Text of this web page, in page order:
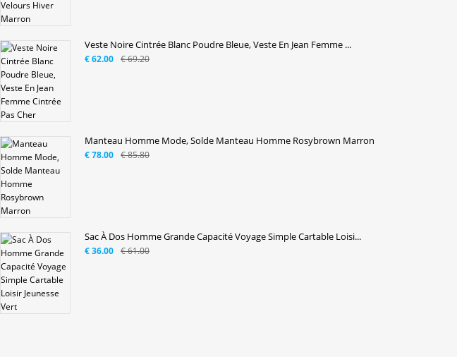
Veste Noire Cintrée Blanc Poudre Bleue, Veste En Jean Femme ...
€ 69.20
€ 62.00
Manteau Homme Mode, Solde Manteau Homme Rosybrown Marron
€ 85.80
€ 78.00
Sac À Dos Homme Grande Capacité Voyage Simple Cartable Loisi...
€ 61.00
€ 36.00